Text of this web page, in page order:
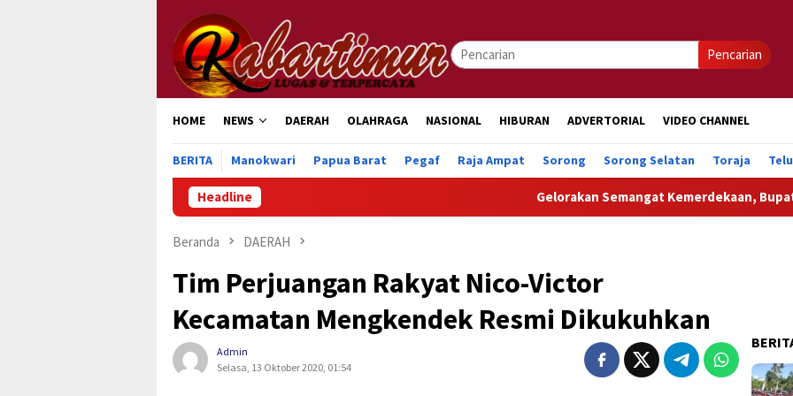
konten
Pencarian
HOME NEWS DAERAH OLAHRAGA NASIONAL HIBURAN ADVERTORIAL VIDEO CHANNEL
BERITA Manokwari Papua Barat Pegaf Raja Ampat Sorong Sorong Selatan Toraja
Headline Gelorakan Semangat Kemerdekaan, Bupati Auri
Beranda DAERAH
Tim Perjuangan Rakyat Nico-Victor
Kecamatan Mengkendek Resmi Dikukuhkan
Admin
Selasa, 13 Oktober 2020, 01:54